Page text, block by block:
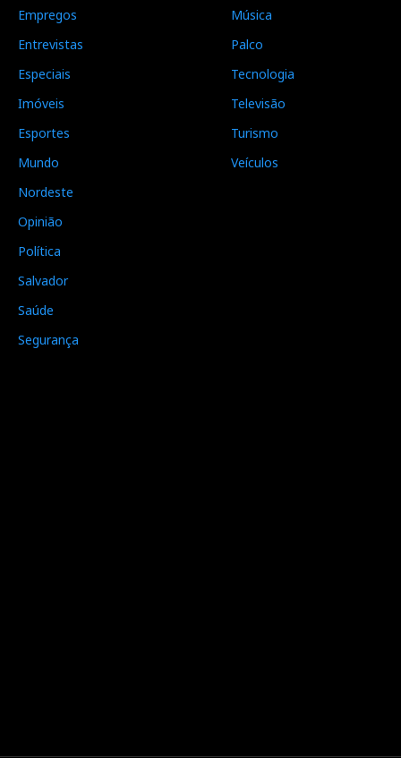
Empregos
Entrevistas
Especiais
Imóveis
Esportes
Mundo
Nordeste
Opinião
Política
Salvador
Saúde
Segurança
Música
Palco
Tecnologia
Televisão
Turismo
Veículos